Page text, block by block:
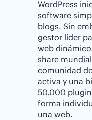
WordPress
software
blogs. Sin
gestor líder
web
share
comunidad
activa y una
50.000
forma
una web.